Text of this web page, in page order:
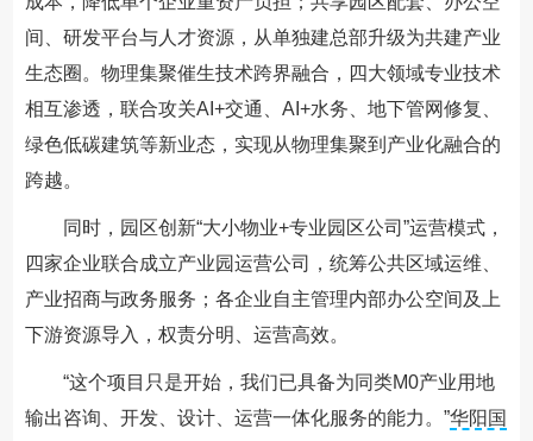
间、研发平台与人才资源，从单独建总部升级为共建产业
生态圈。物理集聚催生技术跨界融合，四大领域专业技术
相互渗透，联合攻关AI+交通、AI+水务、地下管网修复、
绿色低碳建筑等新业态，实现从物理集聚到产业化融合的
跨越。
同时，园区创新“大小物业+专业园区公司”运营模式，
四家企业联合成立产业园运营公司，统筹公共区域运维、
产业招商与政务服务；各企业自主管理内部办公空间及上
下游资源导入，权责分明、运营高效。
“这个项目只是开始，我们已具备为同类M0产业用地
输出咨询、开发、设计、运营一体化服务的能力。”华阳国